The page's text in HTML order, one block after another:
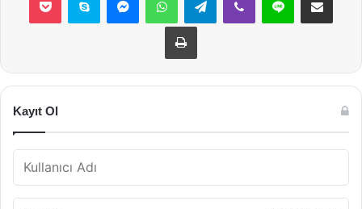
Yazdır
Kayıt Ol